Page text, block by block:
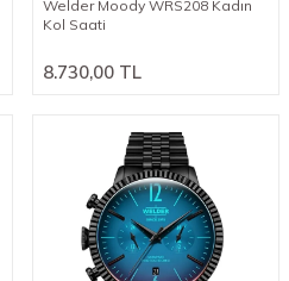
Welder Moody WRS208 Kadın
Kol Saati
8.730,00 TL